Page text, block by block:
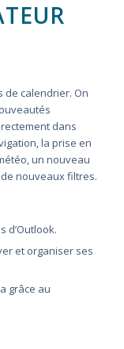
de calendrier. On
dans
la prise en
un nouveau
nouveaux filtres.
d’Outlook.
et organiser ses
grâce au